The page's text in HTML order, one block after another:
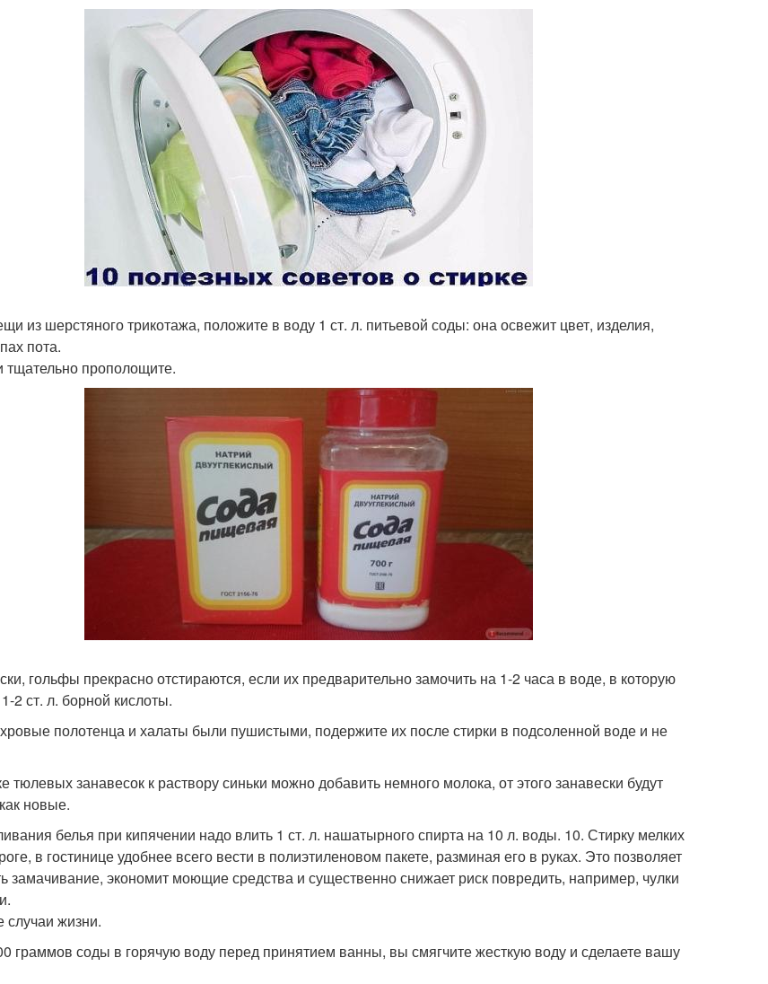
из шерстяного трикотажа, положите в воду 1 ст. л. питьевой соды: она освежит цвет, изделия,
пота.
прополощите.
гольфы прекрасно отстираются, если их предварительно замочить на 1-2 часа в воде, в которую
2 ст. л. борной кислоты.
полотенца и халаты были пушистыми, подержите их после стирки в подсоленной воде и не
тюлевых занавесок к раствору синьки можно добавить немного молока, от этого занавески будут
новые.
белья при кипячении надо влить 1 ст. л. нашатырного спирта на 10 л. воды. 10. Стирку мелких
в гостинице удобнее всего вести в полиэтиленовом пакете, разминая его в руках. Это позволяет
замачивание, экономит моющие средства и существенно снижает риск повредить, например, чулки
случаи жизни.
граммов соды в горячую воду перед принятием ванны, вы смягчите жесткую воду и сделаете вашу